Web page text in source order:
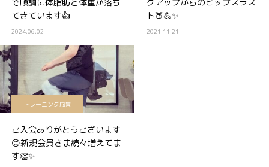
てきています👍
2024.06.02
ト🍑💪✨
2021.11.21
トレーニング風景
ご入会ありがとうございます
😊新規会員さま続々増えてま
す👏✨